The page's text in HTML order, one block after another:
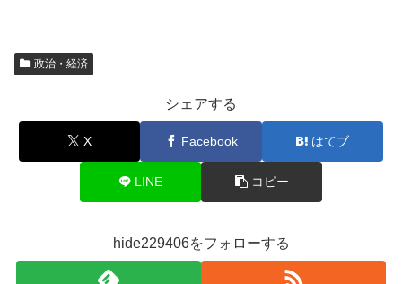
政治・経済
シェアする
X Facebook はてブ
LINE コピー
hide229406をフォローする